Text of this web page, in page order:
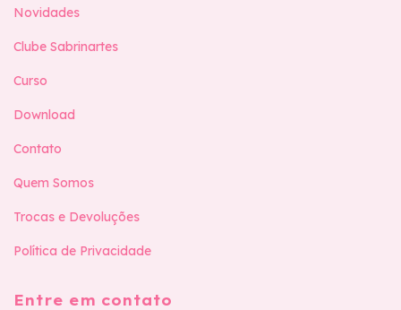
Novidades
Clube Sabrinartes
Curso
Download
Contato
Quem Somos
Trocas e Devoluções
Política de Privacidade
Entre em contato